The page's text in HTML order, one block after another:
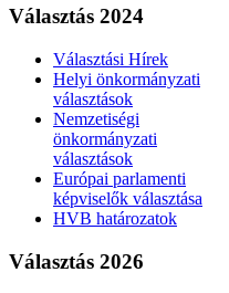
Választás 2024
Választási Hírek
Helyi önkormányzati
választások
Nemzetiségi
önkormányzati
választások
Európai parlamenti
képviselők választása
HVB határozatok
Választás 2026